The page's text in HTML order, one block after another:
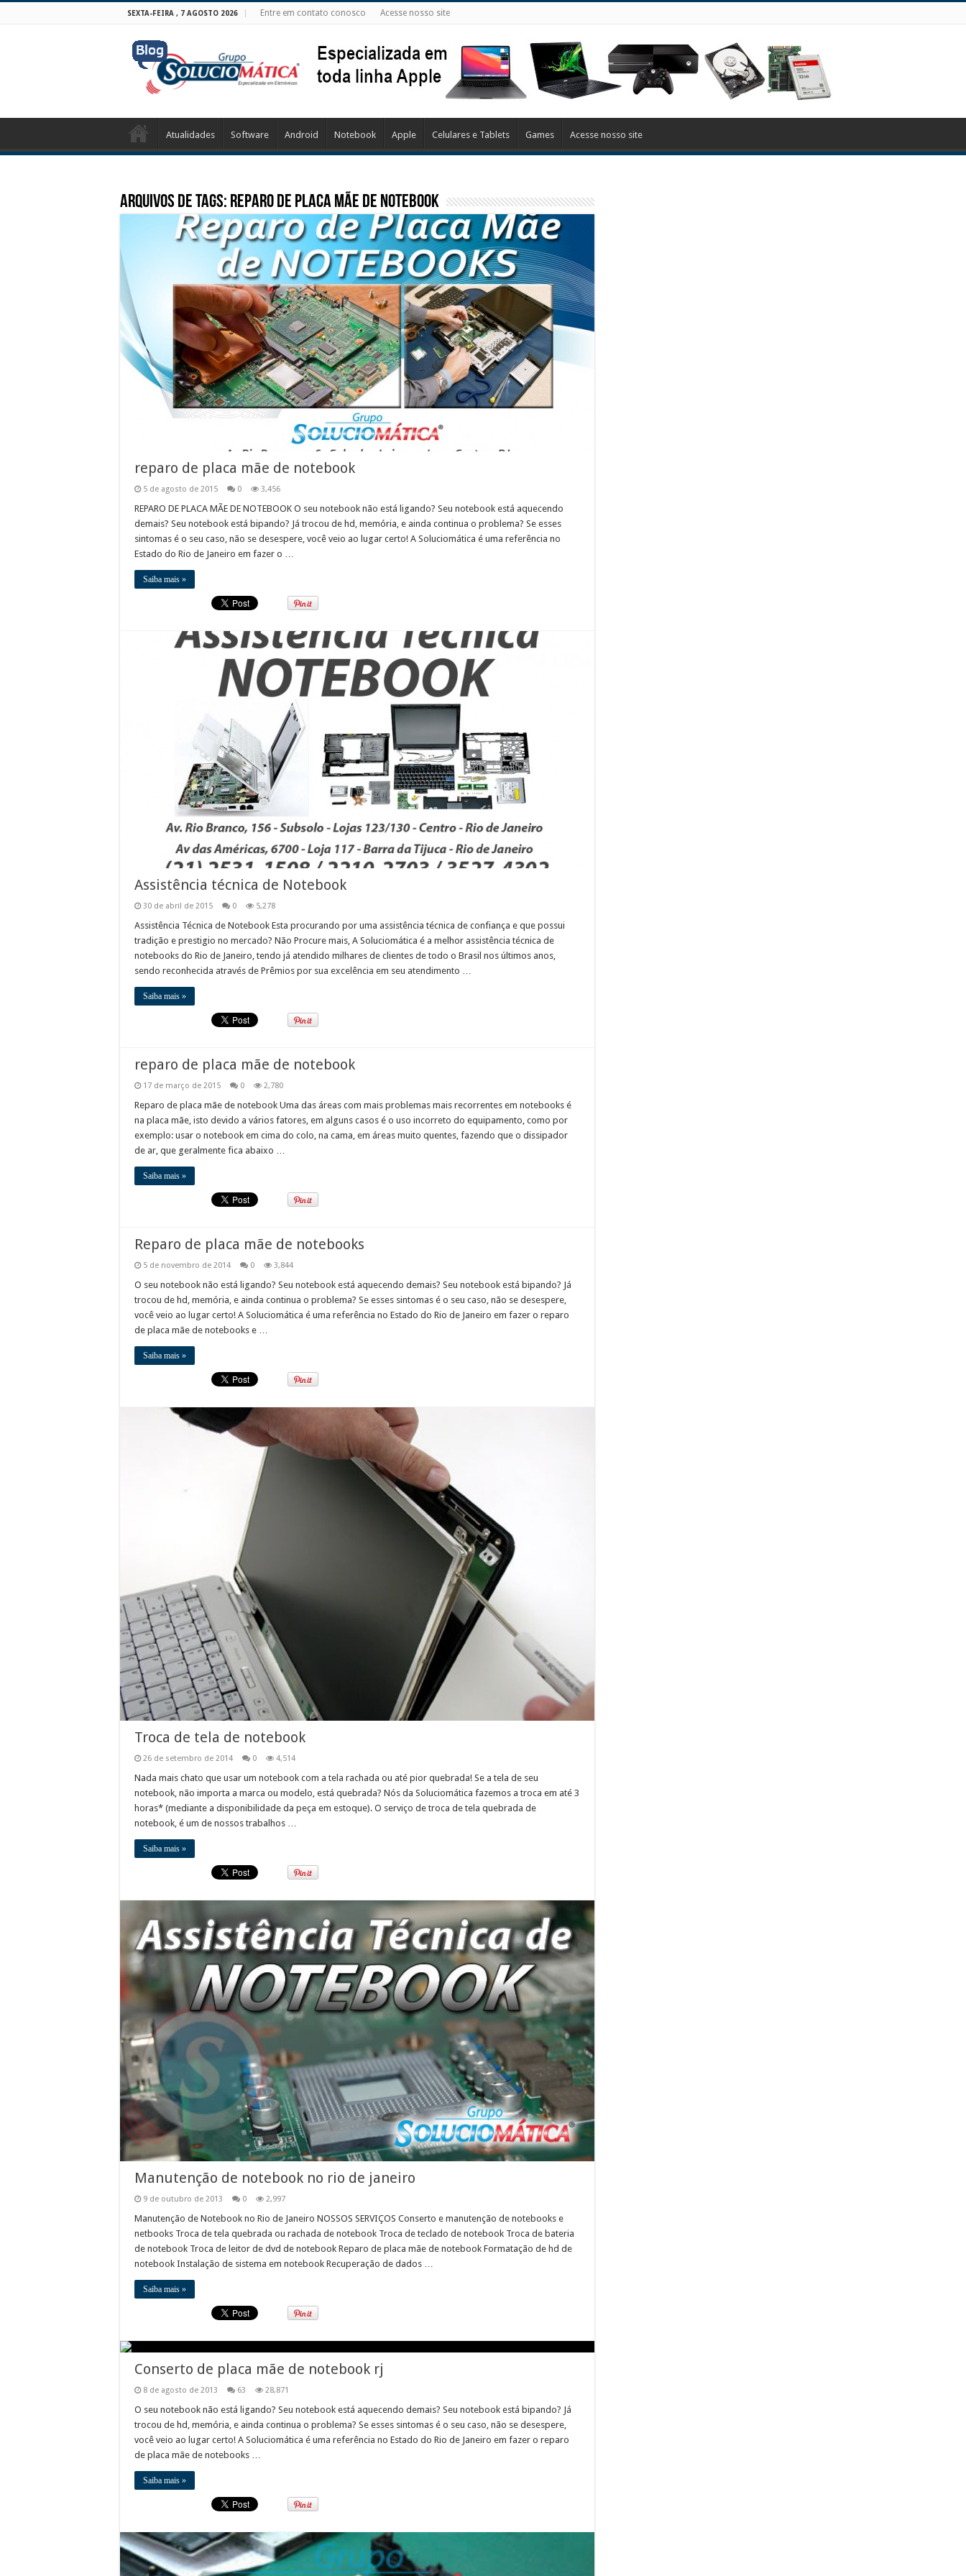
SEXTA-FEIRA , 7 AGOSTO 2026 Entre em contato conosco Acesse nosso site
Atualidades Software Android Notebook Apple Celulares e Tablets Games Acesse nosso site
Arquivos de tags: reparo de placa mãe de notebook
reparo de placa mãe de notebook
5 de agosto de 2015 0 3,456
REPARO DE PLACA MÃE DE NOTEBOOK O seu notebook não está ligando? Seu notebook está aquecendo
demais? Seu notebook está bipando? Já trocou de hd, memória, e ainda continua o problema? Se esses
sintomas é o seu caso, não se desespere, você veio ao lugar certo! A Soluciomática é uma referência no
Estado do Rio de Janeiro em fazer o …
Saiba mais »
Assistência técnica de Notebook
30 de abril de 2015 0 5,278
Assistência Técnica de Notebook Esta procurando por uma assistência técnica de confiança e que possui
tradição e prestigio no mercado? Não Procure mais, A Soluciomática é a melhor assistência técnica de
notebooks do Rio de Janeiro, tendo já atendido milhares de clientes de todo o Brasil nos últimos anos,
sendo reconhecida através de Prêmios por sua excelência em seu atendimento …
Saiba mais »
reparo de placa mãe de notebook
17 de março de 2015 0 2,780
Reparo de placa mãe de notebook Uma das áreas com mais problemas mais recorrentes em notebooks é
na placa mãe, isto devido a vários fatores, em alguns casos é o uso incorreto do equipamento, como por
exemplo: usar o notebook em cima do colo, na cama, em áreas muito quentes, fazendo que o dissipador
de ar, que geralmente fica abaixo …
Saiba mais »
Reparo de placa mãe de notebooks
5 de novembro de 2014 0 3,844
O seu notebook não está ligando? Seu notebook está aquecendo demais? Seu notebook está bipando? Já
trocou de hd, memória, e ainda continua o problema? Se esses sintomas é o seu caso, não se desespere,
você veio ao lugar certo! A Soluciomática é uma referência no Estado do Rio de Janeiro em fazer o reparo
de placa mãe de notebooks e …
Saiba mais »
Troca de tela de notebook
26 de setembro de 2014 0 4,514
Nada mais chato que usar um notebook com a tela rachada ou até pior quebrada! Se a tela de seu
notebook, não importa a marca ou modelo, está quebrada? Nós da Soluciomática fazemos a troca em até 3
horas* (mediante a disponibilidade da peça em estoque). O serviço de troca de tela quebrada de
notebook, é um de nossos trabalhos …
Saiba mais »
Manutenção de notebook no rio de janeiro
9 de outubro de 2013 0 2,997
Manutenção de Notebook no Rio de Janeiro NOSSOS SERVIÇOS Conserto e manutenção de notebooks e
netbooks Troca de tela quebrada ou rachada de notebook Troca de teclado de notebook Troca de bateria
de notebook Troca de leitor de dvd de notebook Reparo de placa mãe de notebook Formatação de hd de
notebook Instalação de sistema em notebook Recuperação de dados …
Saiba mais »
Conserto de placa mãe de notebook rj
8 de agosto de 2013 63 28,871
O seu notebook não está ligando? Seu notebook está aquecendo demais? Seu notebook está bipando? Já
trocou de hd, memória, e ainda continua o problema? Se esses sintomas é o seu caso, não se desespere,
você veio ao lugar certo! A Soluciomática é uma referência no Estado do Rio de Janeiro em fazer o reparo
de placa mãe de notebooks …
Saiba mais »